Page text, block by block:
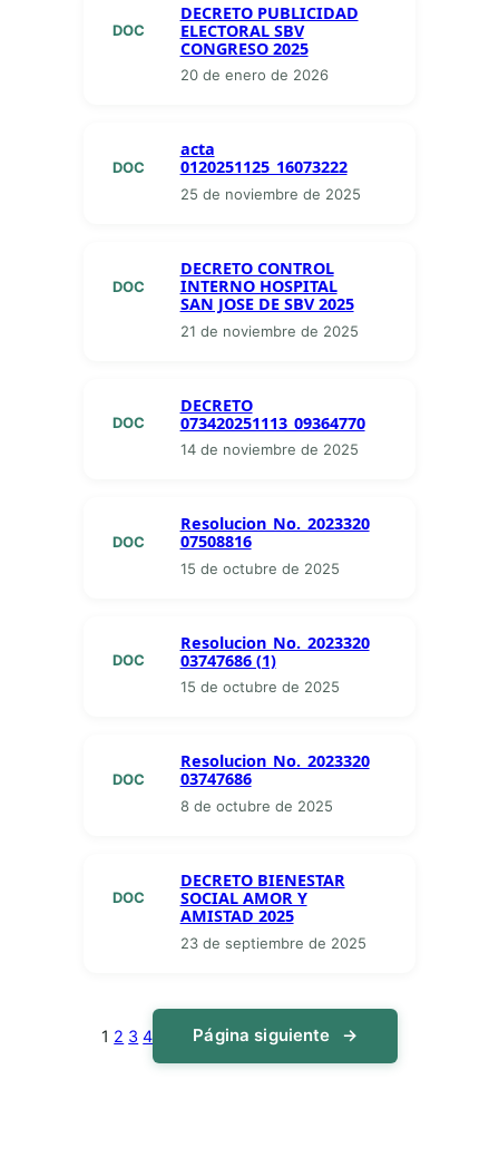
DOC
DECRETO PUBLICIDAD
ELECTORAL SBV
CONGRESO 2025
20 de enero de 2026
DOC
acta
0120251125_16073222
25 de noviembre de 2025
DOC
DECRETO CONTROL
INTERNO HOSPITAL
SAN JOSE DE SBV 2025
21 de noviembre de 2025
DOC
DECRETO
073420251113_09364770
14 de noviembre de 2025
DOC
Resolucion_No._2023320
07508816
15 de octubre de 2025
DOC
Resolucion_No._2023320
03747686 (1)
15 de octubre de 2025
DOC
Resolucion_No._2023320
03747686
8 de octubre de 2025
DOC
DECRETO BIENESTAR
SOCIAL AMOR Y
AMISTAD 2025
23 de septiembre de 2025
1 2 3 4 Página siguiente →